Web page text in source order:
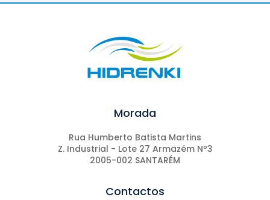
Morada
Rua Humberto Batista Martins
Z. Industrial - Lote 27 Armazém Nº3
2005-002 SANTARÉM
Contactos